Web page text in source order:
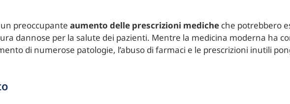
un preoccupanteaumento delle prescrizioni mediche che potrebbero
dannose per la salute dei pazienti. Mentre la medicina moderna ha
di numerose patologie, l’abuso di farmaci e le prescrizioni inutili